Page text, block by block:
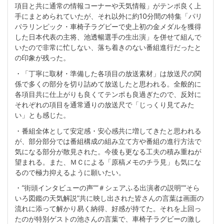
項目と共に通常の情報コーナーや天気情報」がテンポ良く上
手にまとめられていたが、それ以外に約10分間の特集「パリ
パラリンピック・車椅子ラグビーで史上初の金メダルを獲得
した日本代表の主将、池透暢選手の生出演」を併せて組んで
いたので非常に忙しない、落ち着きのない番組進行だったと
の印象が残った。
・「丁寧に取材・準備した各項目の放送素材」は放送尺の関
係で多くの部分を切り詰めて放送したと思われる。全般的に
各項目共に仕上がりも良くてテンポも良過ぎたので、反対に
それぞれの項目を通常通りの放送尺で「じっくり見てみた
い」とも感じた。
・番組全体として安定感・安心感共に増してきたと思われる
が、部分部分では番組構成の組み立て方や番組の進行方法で
気になる部分が散見された。今後も更なる工夫の積み重ねが
望まれる。また、ＭＣによる「原稿メモのチラ見」も気にな
るので極力抑えるように願いたい。
・“街頭インタビューの声”“＃シェアふる出演者の説明”“そら
いろ図鑑の天気解説”共に映し出された皆さんの言葉は画面の
流れに添って解かり易く納得、好感が持てた。それを上回っ
たのが特別ゲストの池さんの言葉で、車椅子ラグビーの激し